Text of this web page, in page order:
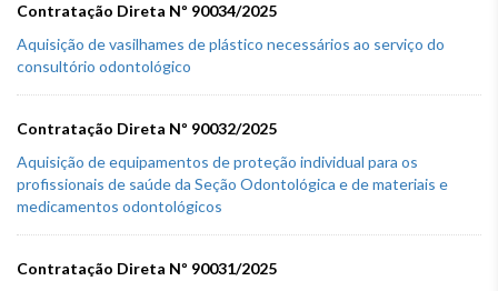
Contratação Direta Nº 90034/2025
Aquisição de vasilhames de plástico necessários ao serviço do
consultório odontológico
Contratação Direta Nº 90032/2025
Aquisição de equipamentos de proteção individual para os
profissionais de saúde da Seção Odontológica e de materiais e
medicamentos odontológicos
Contratação Direta Nº 90031/2025